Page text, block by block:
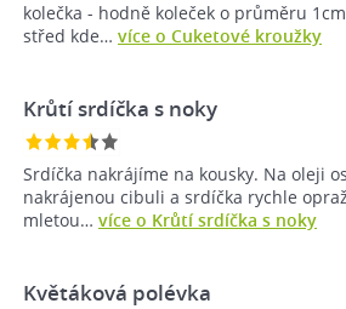
kolečka - hodně koleček o průměru
střed kde… více o Cuketové kroužky
Krůtí srdíčka s noky
Srdíčka nakrájíme na kousky. Na oleji
nakrájenou cibuli a srdíčka rychle
mletou… více o Krůtí srdíčka s noky
Květáková polévka